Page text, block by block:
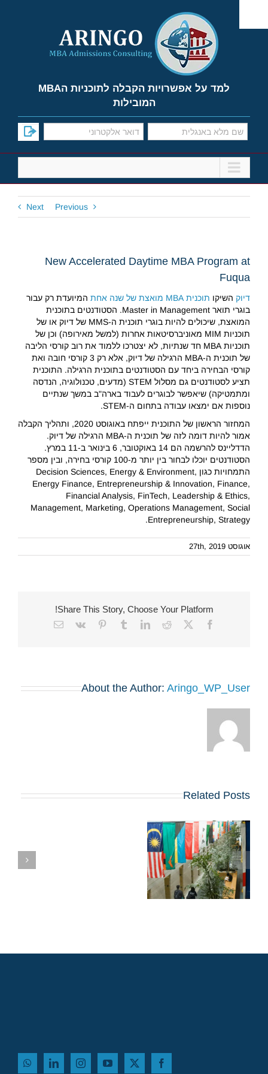
content
למד על אפשרויות הקבלה לתוכניות הMBA
המובילות
Previous
Next
New Accelerated Daytime MBA Program at
Fuqua
דיוקהשיקו תוכנית MBA מואצת של שנה אחת
המיועדת רק עבור
בוגרי תואר Master in Management. הסטודנטים בתוכנית
המואצת, שיכולים להיות בוגרי תוכנית ה-MMS של דיוק או של
תוכניות MIM מאוניברסיטאות אחרות (למשל מאירופה) וכן של
תוכניות MBA חד שנתיות, לא יצטרכו ללמוד את רוב קורסי הליבה
של תוכנית ה-MBA הרגילה של דיוק, אלא רק 3 קורסי חובה ואת
קורסי הבחירה ביחד עם הסטודנטים בתוכנית הרגילה. התוכנית
תציע לסטודנטים גם מסלול STEM (מדעים, טכנולוגיה, הנדסה
ומתמטיקה) שיאפשר לבוגרים לעבוד בארה"ב במשך שנתיים
נוספות אם ימצאו עבודה בתחום ה-STEM.
המחזור הראשון של התוכנית ייפתח באוגוסט 2020, ותהליך הקבלה
אמור להיות דומה לזה של תוכנית ה-MBA הרגילה של דיוק.
הדדליינס להרשמה הם 14 באוקטובר, 6 בינואר ב-11 במרץ.
הסטודנטים יוכלו לבחור בין יותר מ-100 קורסי בחירה, ובין מספר
התמחויות כגון Decision Sciences, Energy & Environment,
Energy Finance, Entrepreneurship & Innovation, Finance,
Financial Analysis, FinTech, Leadership & Ethics,
Management, Marketing, Operations Management, Social
Entrepreneurship, Strategy.
אוגוסט 27th, 2019
Share This Story, Choose Your Platform!
Facebook
X
Reddit
LinkedIn
Tumblr
Pinterest
Vk
Email
About the Author: Aringo_WP_User
Related Posts